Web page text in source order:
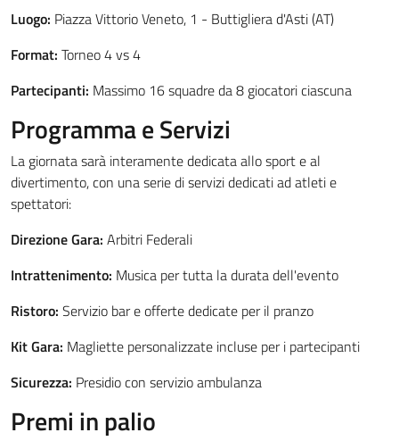
Luogo: Piazza Vittorio Veneto, 1 - Buttigliera d'Asti (AT)
Format: Torneo 4 vs 4
Partecipanti: Massimo 16 squadre da 8 giocatori ciascuna
Programma e Servizi
La giornata sarà interamente dedicata allo sport e al
divertimento, con una serie di servizi dedicati ad atleti e
spettatori:
Direzione Gara: Arbitri Federali
Intrattenimento: Musica per tutta la durata dell'evento
Ristoro: Servizio bar e offerte dedicate per il pranzo
Kit Gara: Magliette personalizzate incluse per i partecipanti
Sicurezza: Presidio con servizio ambulanza
Premi in palio